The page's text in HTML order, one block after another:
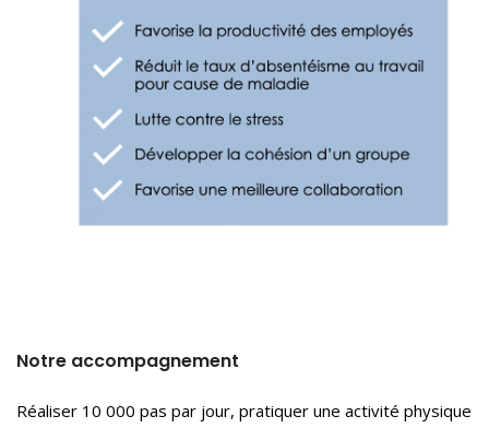
Notre accompagnement
Réaliser 10 000 pas par jour, pratiquer une activité physique